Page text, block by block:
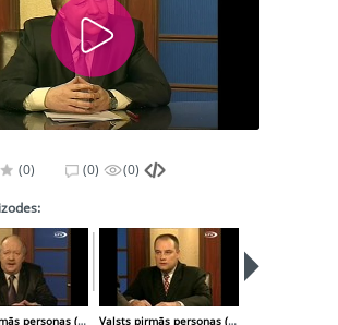
(0)
(0) (0)
Valsts pirmās personas (2007-12-06) Valsts pirmās personas (2007-12-21)